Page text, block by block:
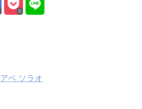
0
アベ ソラオ